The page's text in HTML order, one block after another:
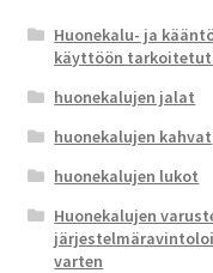
Huonekalu- ja
käyttöön
huonekalujen jalat
huonekalujen kahvat
huonekalujen lukot
Huonekalujen
varten